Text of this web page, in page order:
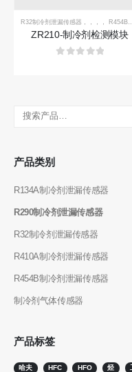
R32制冷剂泄漏传感器 ，，，， R454B制冷剂泄漏传感器
ZR210-制冷剂检测模块
产品类别
R134A制冷剂泄漏传感器
R290制冷剂泄漏传感器
R32制冷剂泄漏传感器
R410A制冷剂泄漏传感器
R454B制冷剂泄漏传感器
制冷剂气体传感器
产品标签
哈夫 HFC HFO 烃
：18569903598
热产品
R290传感器
R454B传感器
R32传感器
R410传感器
R454B传感器
我们的解决方案
冷链制冷剂监测